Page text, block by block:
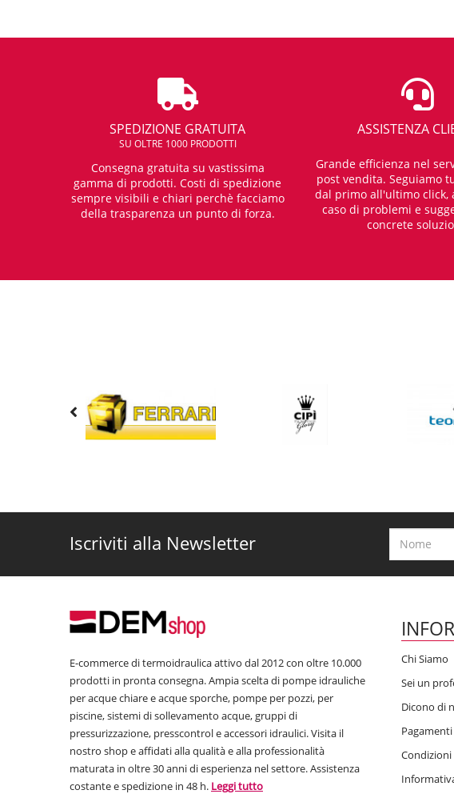
SPEDIZIONE GRATUITA
SU OLTRE 1000 PRODOTTI
Consegna gratuita su vastissima
gamma di prodotti. Costi di spedizione
sempre visibili e chiari perchè facciamo
della trasparenza un punto di forza.
ASSISTENZA
Grande efficienza nel
post vendita. Seguiamo
dal primo all'ultimo click,
caso di problemi e
concrete
Iscriviti alla Newsletter
E-commerce di termoidraulica attivo dal 2012 con oltre 10.000
prodotti in pronta consegna. Ampia scelta di pompe idrauliche
per acque chiare e acque sporche, pompe per pozzi, per
piscine, sistemi di sollevamento acque, gruppi di
pressurizzazione, presscontrol e accessori idraulici. Visita il
nostro shop e affidati alla qualità e alla professionalità
maturata in oltre 30 anni di esperienza nel settore. Assistenza
costante e spedizione in 48 h. Leggi tutto
Chi Siamo
Sei un
Dicono di